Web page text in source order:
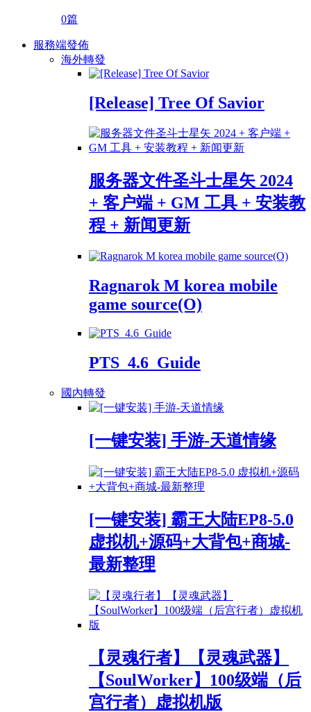
0篇
服務端發佈
海外轉發
[Release] Tree Of Savior
服务器文件圣斗士星矢 2024
+ 客户端 + GM 工具 + 安装教
程 + 新闻更新
Ragnarok M korea mobile
game source(O)
PTS_4.6_Guide
國內轉發
[一键安装] 手游-天道情缘
[一键安装] 霸王大陆EP8-5.0
虚拟机+源码+大背包+商城-
最新整理
【灵魂行者】【灵魂武器】
【SoulWorker】100级端（后
宫行者）虚拟机版